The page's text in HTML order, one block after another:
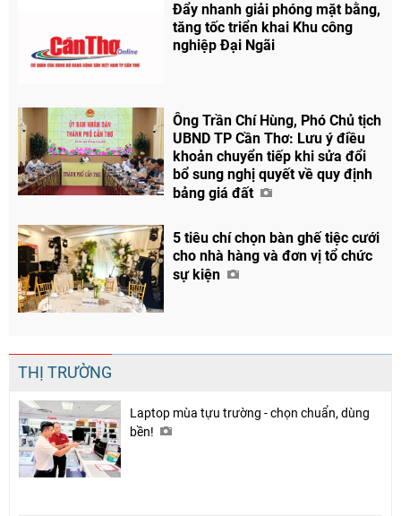
Facebook
Đẩy nhanh giải phóng mặt bằng,
tăng tốc triển khai Khu công
nghiệp Đại Ngãi
Ông Trần Chí Hùng, Phó Chủ tịch
UBND TP Cần Thơ: Lưu ý điều
khoản chuyển tiếp khi sửa đổi
bổ sung nghị quyết về quy định
bảng giá đất
5 tiêu chí chọn bàn ghế tiệc cưới
cho nhà hàng và đơn vị tổ chức
sự kiện
THỊ TRƯỜNG
Laptop mùa tựu trường - chọn chuẩn, dùng
bền!